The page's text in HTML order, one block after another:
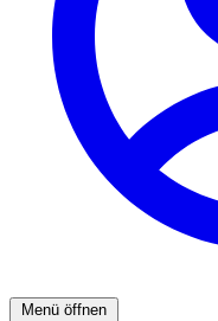
Menü öffnen